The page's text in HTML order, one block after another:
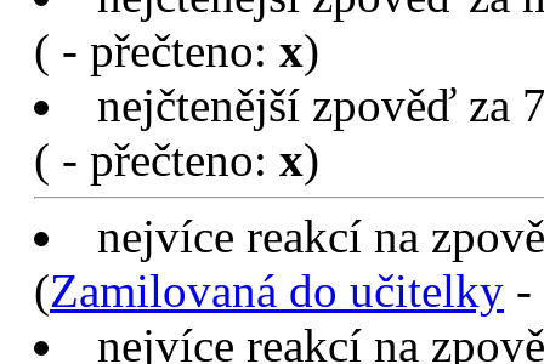
( - přečteno: x)
nejčtenější zpověď za
( - přečteno: x)
nejvíce reakcí na
(Zamilovaná do učitelky -
nejvíce reakcí na